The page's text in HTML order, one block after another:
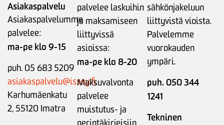
Asiakaspalvelu
Asiakaspalvelumme
palvelee:
ma-pe klo 9-15
puh. 05 683 5209
asiakaspalvelu@issoy.fi
Karhumäenkatu
2, 55120 Imatra
palvelee laskuihin
ja maksamiseen
liittyvissä
asioissa:
ma-pe klo 8-20
Maksuvalvonta
palvelee
muistutus- ja
sähkönjakeluun
liittyvistä vioista.
Palvelemme
vuorokauden
ympäri.
puh. 050 344
1241
Tekninen